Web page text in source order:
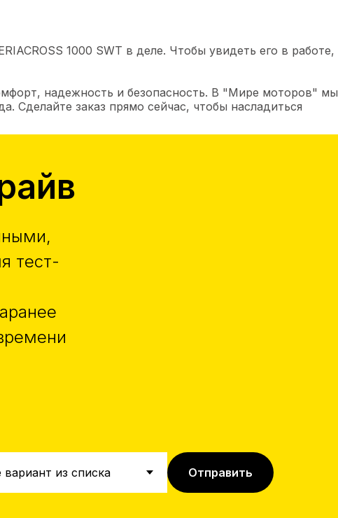
1000 SWT в деле. Чтобы увидеть его в работе,
надежность и безопасность. В "Мире моторов" мы
Сделайте заказ прямо сейчас, чтобы насладиться
тест-
Отправить